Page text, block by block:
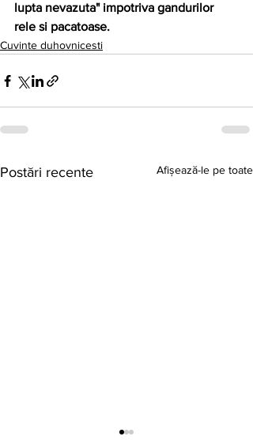
lupta nevazuta" impotriva gandurilor
rele si pacatoase.
Cuvinte duhovnicesti
Postări recente Afișează-le pe toate